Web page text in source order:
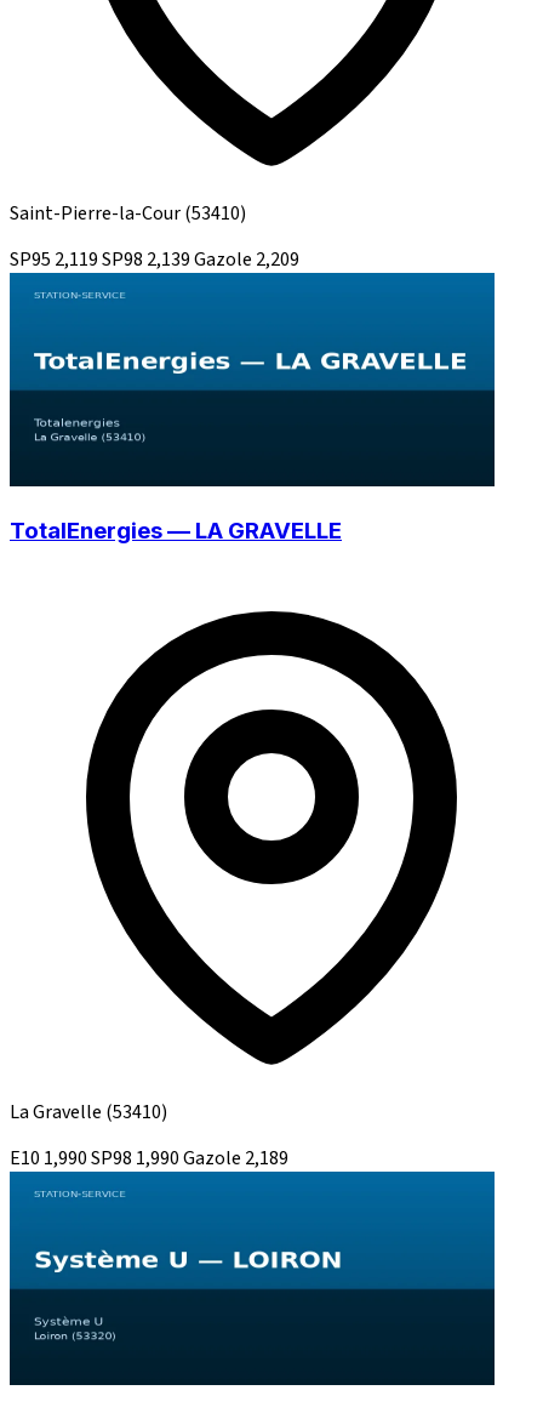
Saint-Pierre-la-Cour(53410)
SP95 2,119SP98 2,139Gazole 2,209
TotalEnergies — LA GRAVELLE
La Gravelle (53410)
E10 1,990SP98 1,990Gazole 2,189